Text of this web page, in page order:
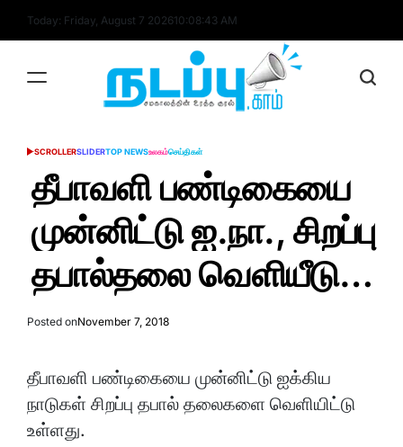
Today: Friday, August 7 202610:08:43 AM
POSTED
SCROLLERSLIDERTOP NEWSஉலகம்செய்திகள்
தீபாவளி பண்டிகையை
முன்னிட்டு ஐ.நா., சிறப்பு
தபால்தலை வெளியீடு…
Posted onNovember 7, 2018
தீபாவளி பண்டிகையை முன்னிட்டு ஐக்கிய
நாடுகள் சிறப்பு தபால் தலைகளை வெளியிட்டு
உள்ளது.